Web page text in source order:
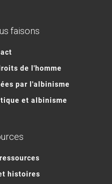
faisons
de l'homme
par l'albinisme
et albinisme
histoires